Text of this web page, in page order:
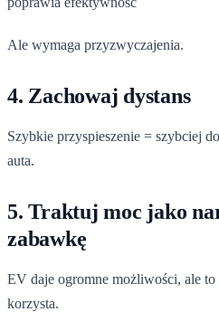
Ale wymaga przyzwyczajenia.
4. Zachowaj dystans
Szybkie przyspieszenie = szybciej
auta.
5. Traktuj moc jako
zabawkę
EV daje ogromne możliwości, ale
korzysta.